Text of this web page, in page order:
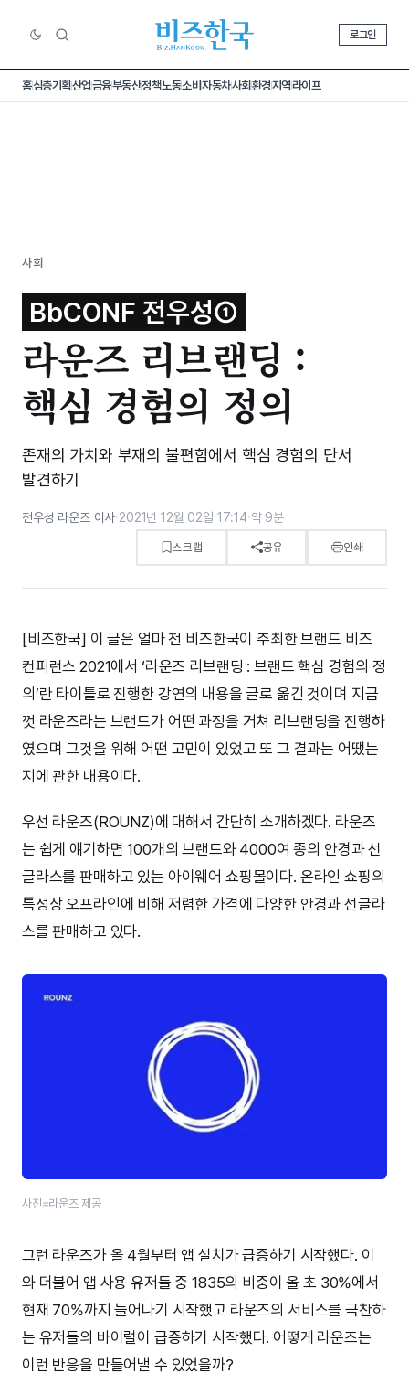
로그인
홈심층기획산업금융부동산정책노동소비 자동차사회환경지역라이프
사회
BbCONF 전우성①
라운즈 리브랜딩 :
핵심 경험의 정의
존재의 가치와 부재의 불편함에서 핵심 경험의 단서
발견하기
전우성 라운즈 이사·2021년 12월 02일 17:14·약 9분
스크랩 공유 인쇄
[비즈한국] 이 글은 얼마 전 비즈한국이 주최한 브랜드 비즈
컨퍼런스 2021에서 ‘라운즈 리브랜딩 : 브랜드 핵심 경험의 정
의’란 타이틀로 진행한 강연의 내용을 글로 옮긴 것이며 지금
껏 라운즈라는 브랜드가 어떤 과정을 거쳐 리브랜딩을 진행하
였으며 그것을 위해 어떤 고민이 있었고 또 그 결과는 어땠는
지에 관한 내용이다.
우선 라운즈(ROUNZ)에 대해서 간단히 소개하겠다. 라운즈
는 쉽게 얘기하면 100개의 브랜드와 4000여 종의 안경과 선
글라스를 판매하고 있는 아이웨어 쇼핑몰이다. 온라인 쇼핑의
특성상 오프라인에 비해 저렴한 가격에 다양한 안경과 선글라
스를 판매하고 있다.
사진=라운즈 제공
그런 라운즈가 올 4월부터 앱 설치가 급증하기 시작했다. 이
와 더불어 앱 사용 유저들 중 1835의 비중이 올 초 30%에서
현재 70%까지 늘어나기 시작했고 라운즈의 서비스를 극찬하
는 유저들의 바이럴이 급증하기 시작했다. 어떻게 라운즈는
이런 반응을 만들어낼 수 있었을까?